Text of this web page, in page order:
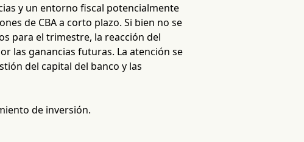
y un entorno fiscal potencialmente
de CBA a corto plazo. Si bien no se
para el trimestre, la reacción del
las ganancias futuras. La atención se
del capital del banco y las
de inversión.